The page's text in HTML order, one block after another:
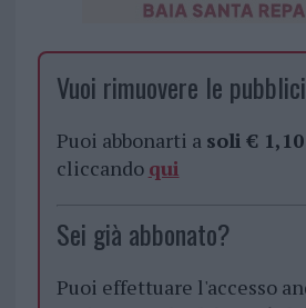
Vuoi rimuovere le
Puoi abbonarti a soli €
cliccando qui
Sei già abbonato?
Puoi effettuare l'accesso